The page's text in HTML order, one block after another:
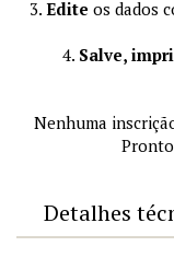
3. Edite os dados
4. Salve,
Nenhuma
Detalhes